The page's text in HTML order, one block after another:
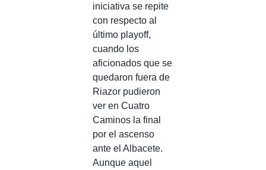
iniciativa se repite
con respecto al
último playoff,
cuando los
aficionados que se
quedaron fuera de
Riazor pudieron
ver en Cuatro
Caminos la final
por el ascenso
ante el Albacete.
Aunque aquel